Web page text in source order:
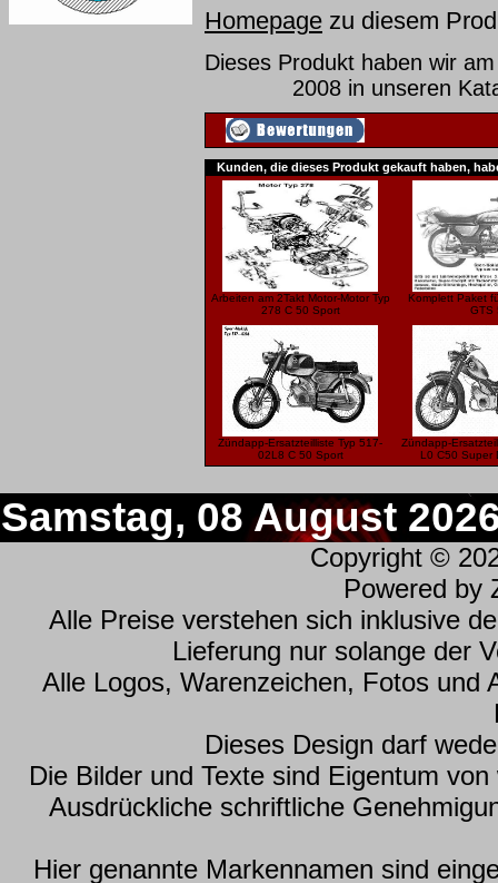
Homepage zu diesem
Dieses Produkt haben wir
2008 in unseren
Kunden, die dieses Produkt gekauft haben,
Arbeiten am 2Takt Motor-Motor Typ
278 C 50 Sport
Komplett Paket
GTS
Zündapp-Ersatzteilliste Typ 517-
02L8 C 50 Sport
Zündapp-
L0 C50 Super
Samstag, 08 August
Copyright ©
Powered by
Alle Preise verstehen sich inklusive
Lieferung nur solange der
Alle Logos, Warenzeichen, Fotos und
Dieses Design darf
Die Bilder und Texte sind Eigentum
Ausdrückliche schriftliche
Hier genannte Markennamen sind